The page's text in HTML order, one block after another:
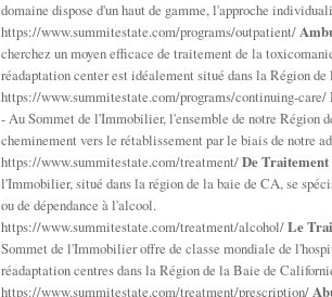
domaine dispose d'un haut de gamme, l'approche
https://www.summitestate.com/programs/outpatient/
cherchez un moyen efficace de traitement de la
réadaptation center est idéalement situé dans la Région de
https://www.summitestate.com/programs/continuing-care/
- Au Sommet de l'Immobilier, l'ensemble de notre Région
cheminement vers le rétablissement par le biais de notre
https://www.summitestate.com/treatment/De Traitement
l'Immobilier, situé dans la région de la baie de CA, se
ou de dépendance à l'alcool.
https://www.summitestate.com/treatment/alcohol/Le
Sommet de l'Immobilier offre de classe mondiale de
réadaptation centres dans la Région de la Baie de
https://www.summitestate.com/treatment/prescription/